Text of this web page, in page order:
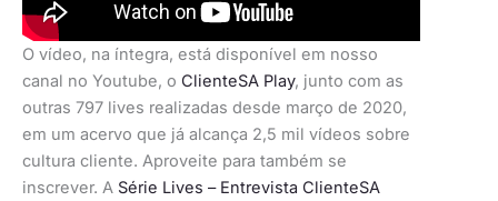
O vídeo, na íntegra, está disponível em nosso
canal no Youtube, o ClienteSA Play, junto com as
outras 797 lives realizadas desde março de 2020,
em um acervo que já alcança 2,5 mil vídeos sobre
cultura cliente. Aproveite para também se
inscrever. A Série Lives – Entrevista ClienteSA